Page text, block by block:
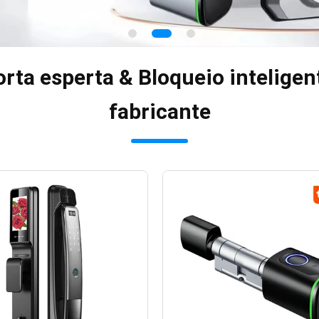
esperta & Bloqueio
fabricante